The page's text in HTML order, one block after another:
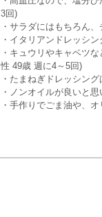
3回)
・サラダにはもちろん
・イタリアンドレッシ
・キュウリやキャベツ
性 49歳 週に4～5回)
・たまねぎドレッシン
・ノンオイルが良いと
・手作りでごま油や、